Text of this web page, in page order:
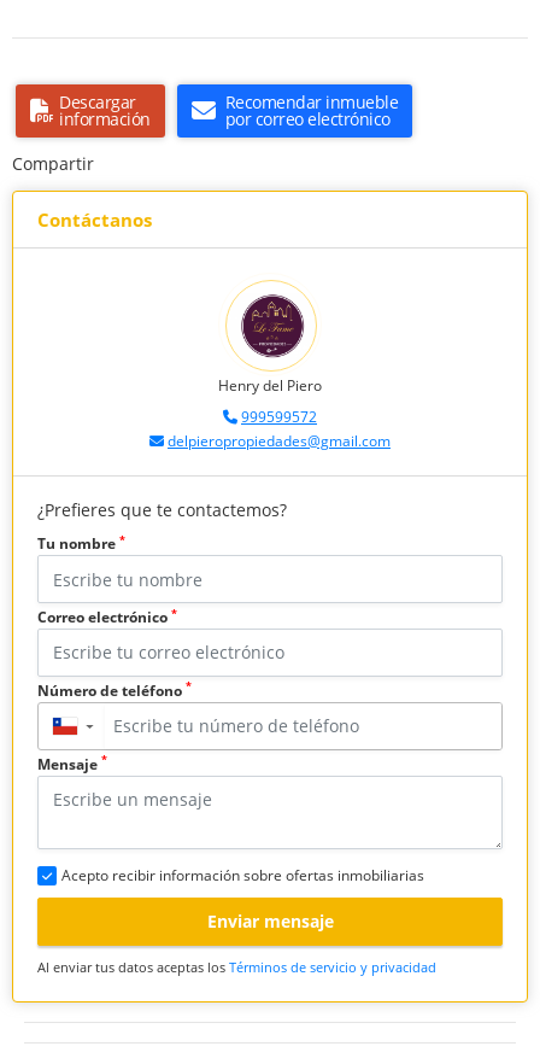
Descargar
información
Recomendar inmueble
por correo electrónico
Compartir
Contáctanos
Henry del Piero
999599572
delpieropropiedades@gmail.com
¿Prefieres que te contactemos?
Tu nombre *
Correo electrónico *
Número de teléfono *
▼
Mensaje *
Acepto recibir información sobre ofertas inmobiliarias
Enviar mensaje
Al enviar tus datos aceptas los Términos de servicio y privacidad